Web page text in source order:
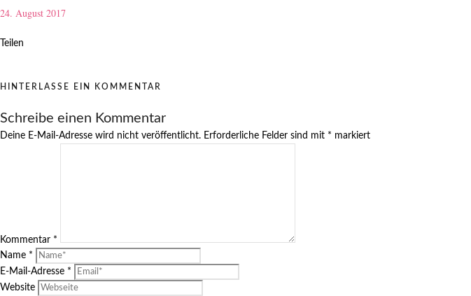
24. August 2017
Teilen
HINTERLASSE EIN KOMMENTAR
Schreibe einen Kommentar
Deine E-Mail-Adresse wird nicht veröffentlicht. Erforderliche Felder sind mit * markiert
Kommentar *
Name *
E-Mail-Adresse *
Website